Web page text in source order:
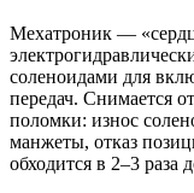
Мехатроник —
соленоидами для
передач. Снимается
поломки: износ
манжеты, отказ
обходится в 2–3 раза